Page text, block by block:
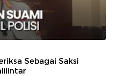
Sebagai Saksi